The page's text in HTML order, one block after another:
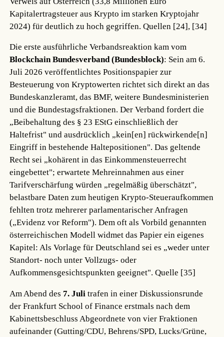
Kapitalertragsteuer aus Krypto im starken Kryptojahr
2024) für deutlich zu hoch gegriffen.Quellen [24], [34]
Die erste ausführliche Verbandsreaktion kam vom
Blockchain Bundesverband (Bundesblock): Sein am 6.
Juli 2026 veröffentlichtes Positionspapier zur
Besteuerung von Kryptowerten richtet sich direkt an das
Bundeskanzleramt, das BMF, weitere Bundesministerien
und die Bundestagsfraktionen. Der Verband fordert die
„Beibehaltung des § 23 EStG einschließlich der
Haltefrist" und ausdrücklich „kein[en] rückwirkende[n]
Eingriff in bestehende Haltepositionen". Das geltende
Recht sei „kohärent in das Einkommensteuerrecht
eingebettet"; erwartete Mehreinnahmen aus einer
Tarifverschärfung würden „regelmäßig überschätzt",
belastbare Daten zum heutigen Krypto-Steueraufkommen
fehlten trotz mehrerer parlamentarischer Anfragen
(„Evidenz vor Reform"). Dem oft als Vorbild genannten
österreichischen Modell widmet das Papier ein eigenes
Kapitel: Als Vorlage für Deutschland sei es „weder unter
Standort- noch unter Vollzugs- oder
Aufkommensgesichtspunkten geeignet".Quelle [35]
Am Abend des 7. Juli trafen in einer Diskussionsrunde
der Frankfurt School of Finance erstmals nach dem
Kabinettsbeschluss Abgeordnete von vier Fraktionen
aufeinander (Gutting/CDU, Behrens/SPD, Lucks/Grüne,